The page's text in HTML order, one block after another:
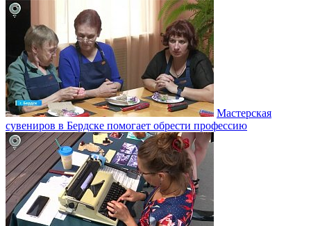
Мастерская
сувениров в Бердске помогает обрести профессию